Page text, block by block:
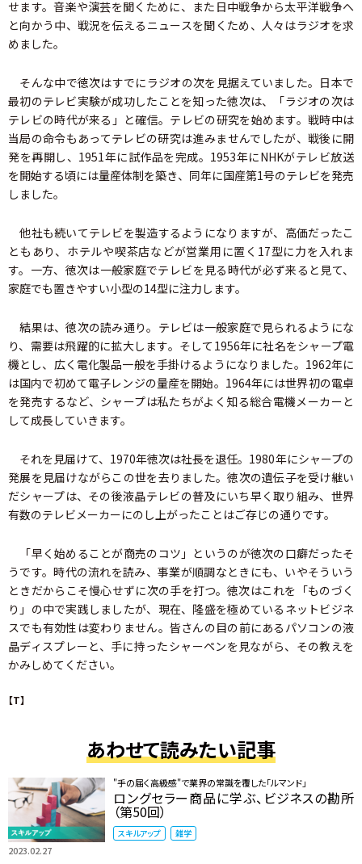
せます。音楽や演芸を聞くために、また日中戦争から太平洋戦争へ
と向かう中、戦況を伝えるニュースを聞くため、人々はラジオを求
めました。
そんな中で徳次はすでにラジオの次を見据えていました。日本で
最初のテレビ実験が成功したことを知った徳次は、「ラジオの次は
テレビの時代が来る」と確信。テレビの研究を始めます。戦時中は
当局の命令もあってテレビの研究は進みませんでしたが、戦後に開
発を再開し、1951年に試作品を完成。1953年にNHKがテレビ放送
を開始する頃には量産体制を築き、同年に国産第1号のテレビを発売
しました。
他社も続いてテレビを製造するようになりますが、高価だったこ
ともあり、ホテルや喫茶店などが営業用に置く17型に力を入れま
す。一方、徳次は一般家庭でテレビを見る時代が必ず来ると見て、
家庭でも置きやすい小型の14型に注力します。
結果は、徳次の読み通り。テレビは一般家庭で見られるようにな
り、需要は飛躍的に拡大します。そして1956年に社名をシャープ電
機とし、広く電化製品一般を手掛けるようになりました。1962年に
は国内で初めて電子レンジの量産を開始。1964年には世界初の電卓
を発売するなど、シャープは私たちがよく知る総合電機メーカーと
して成長していきます。
それを見届けて、1970年徳次は社長を退任。1980年にシャープの
発展を見届けながらこの世を去りました。徳次の遺伝子を受け継い
だシャープは、その後液晶テレビの普及にいち早く取り組み、世界
有数のテレビメーカーにのし上がったことはご存じの通りです。
「早く始めることが商売のコツ」というのが徳次の口癖だったそ
うです。時代の流れを読み、事業が順調なときにも、いやそういう
ときだからこそ慢心せずに次の手を打つ。徳次はこれを「ものづく
り」の中で実践しましたが、現在、隆盛を極めているネットビジネ
スでも有効性は変わりません。皆さんの目の前にあるパソコンの液
晶ディスプレーと、手に持ったシャーペンを見ながら、その教えを
かみしめてください。
【T】
あわせて読みたい記事
2023.02.27
"手の届く高級感"で業界の常識を覆した「ルマンド」
ロングセラー商品に学ぶ、ビジネスの勘所
（第50回）
スキルアップ 雑学